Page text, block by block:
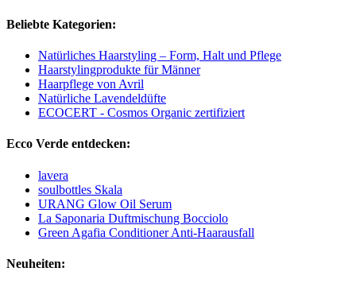
Beliebte Kategorien:
Natürliches Haarstyling – Form, Halt und Pflege
Haarstylingprodukte für Männer
Haarpflege von Avril
Natürliche Lavendeldüfte
ECOCERT - Cosmos Organic zertifiziert
Ecco Verde entdecken:
lavera
soulbottles Skala
URANG Glow Oil Serum
La Saponaria Duftmischung Bocciolo
Green Agafia Conditioner Anti-Haarausfall
Neuheiten: